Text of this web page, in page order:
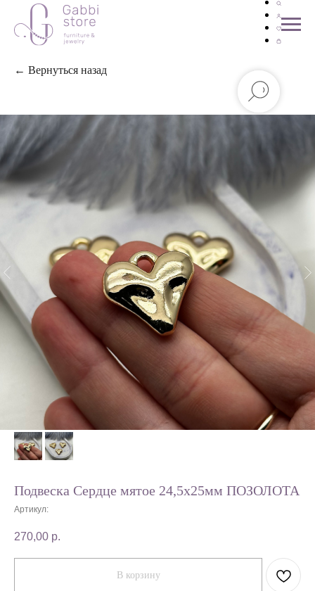
← Вернуться назад
Подвеска Сердце мятое 24,5х25мм ПОЗОЛОТА
Артикул:
270,00 р.
В корзину